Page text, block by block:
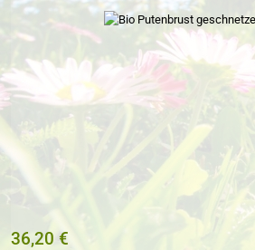
Bildergalerie überspringen
36,20 €